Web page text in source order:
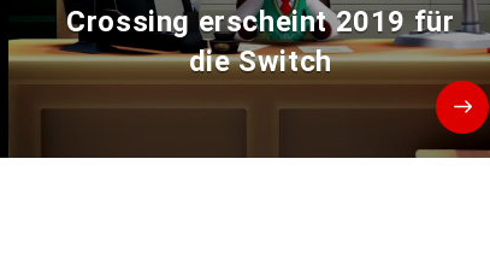
Crossing erscheint 2019 für
die Switch